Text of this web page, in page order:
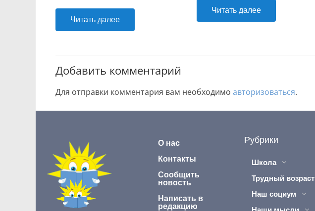
Читать далее
Читать далее
Добавить комментарий
Для отправки комментария вам необходимо авторизоваться.
О нас
Контакты
Сообщить
новость
Написать в
редакцию
Рубрики
Школа
Трудный возраст
Наш социум